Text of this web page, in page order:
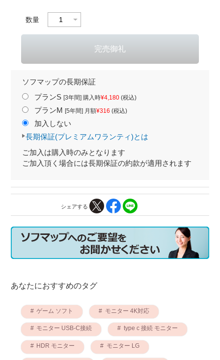
数量
ソフマップの長期保証
プランS [3年間] 購入時¥4,180(税込)
プランM [5年間] 月額¥316 (税込)
加入しない
長期保証(プレミアムワランティ)とは
ご加入は購入時のみとなります
ご加入頂く場合には長期保証の約款が適用されます
シェアする
あなたにおすすめのタグ
ゲーム ソフト モニター 4K対応
モニター USB-C接続 type c 接続 モニター
HDR モニター モニター LG